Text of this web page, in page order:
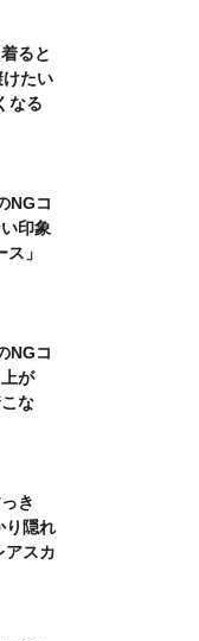
ると
たい
なる
NGコ
印象
」
NGコ
が
な
き
り隠れ
アスカ